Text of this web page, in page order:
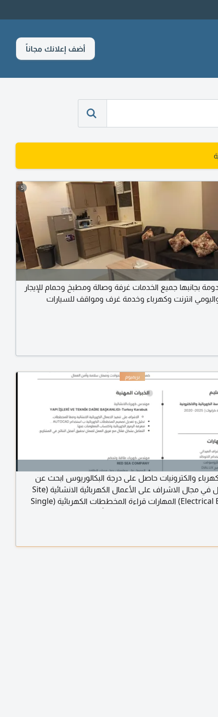
أضف إعلانك مجاناً
5
بجانبها جميع الخدمات غرفة وصالة ومطبخ وحمام للإيجار
انترنت وكهرباء وخدمة غرف ومواقف للسيارات
والكترونيات حاصل على درجة البكالوريوس ابحث عن
فرصة عمل في مجال الاشراف على الأعمال الكهربائية الانشائية (Site
Electrical Engineer) المهارات قراءة المخططات الكهربائية (Single
قيادة